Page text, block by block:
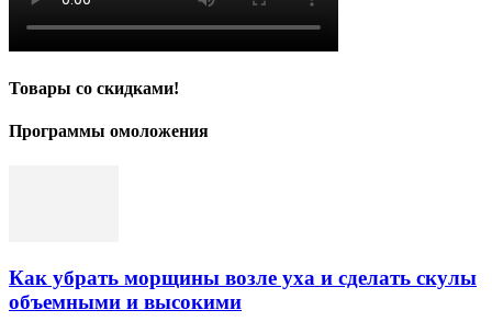
Товары со скидками!
Программы омоложения
Как убрать морщины возле уха и сделать скулы
объемными и высокими